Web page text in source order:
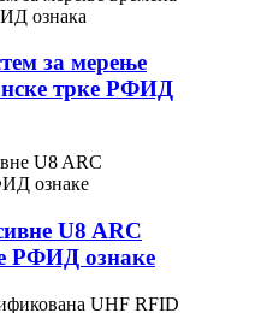
за мерење
трке РФИД
U8 ARC
РФИД ознаке